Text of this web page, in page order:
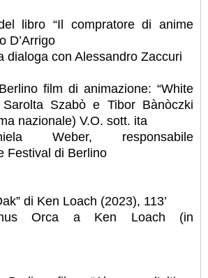
libro “Il compratore di anime
D’Arrigo
dialoga con Alessandro Zaccuri
film di animazione: “White
Szabò e Tibor Bànòczki
nazionale) V.O. sott. ita
Weber, responsabile
Festival di Berlino
di Ken Loach (2023), 113’
Orca a Ken Loach (in